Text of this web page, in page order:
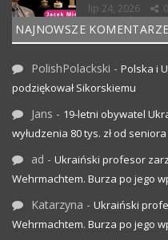
lip 24, 2026 0
NAJNOWSZE KOMENTARZE
PolishPolackski - Polska i
podziękował Sikorskiemu
Jans - 19-letni obywatel
wyłudzenia 80 tys. zł od seniora
ad - Ukraiński profesor
Wehrmachtem. Burza po jego
Katarzyna - Ukraiński
Wehrmachtem. Burza po jego